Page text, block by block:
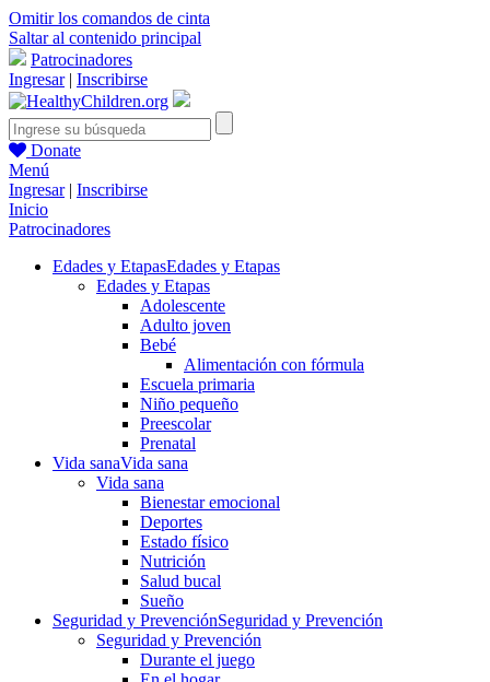
Omitir los comandos de cinta
Saltar al contenido principal
Patrocinadores
Ingresar| Inscribirse
Donate
Menú
Ingresar| Inscribirse
Inicio
Patrocinadores
Edades y EtapasEdades y Etapas
Edades y Etapas
Adolescente
Adulto joven
Bebé
Alimentación con fórmula
Escuela primaria
Niño pequeño
Preescolar
Prenatal
Vida sanaVida sana
Vida sana
Bienestar emocional
Deportes
Estado físico
Nutrición
Salud bucal
Sueño
Seguridad y PrevenciónSeguridad y Prevención
Seguridad y Prevención
Durante el juego